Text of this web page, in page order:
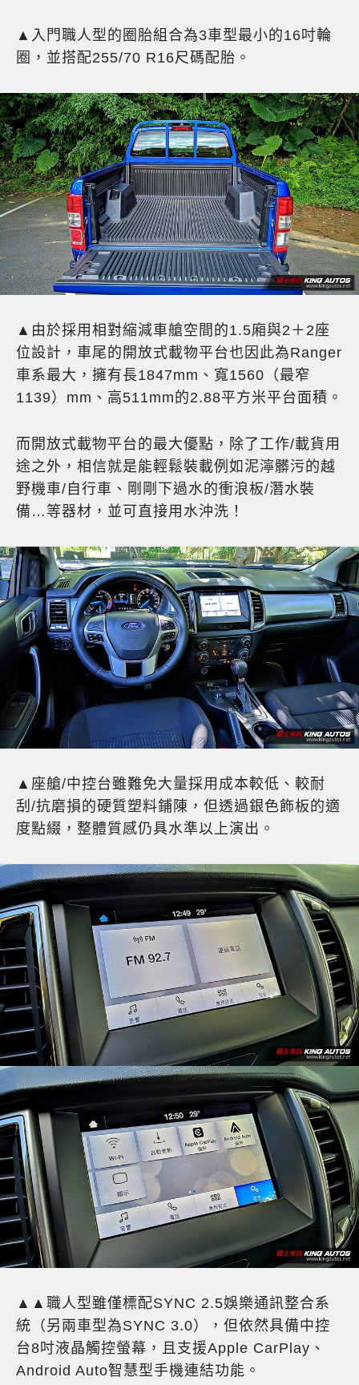
▲入門職人型的圈胎組合為3車型最小的16吋輪
圈，並搭配255/70 R16尺碼配胎。
▲由於採用相對縮減車艙空間的1.5廂與2＋2座
位設計，車尾的開放式載物平台也因此為Ranger
車系最大，擁有長1847mm、寬1560（最窄
1139）mm、高511mm的2.88平方米平台面積。
而開放式載物平台的最大優點，除了工作/載貨用
途之外，相信就是能輕鬆裝載例如泥濘髒污的越
野機車/自行車、剛剛下過水的衝浪板/潛水裝
備…等器材，並可直接用水沖洗！
▲座艙/中控台雖難免大量採用成本較低、較耐
刮/抗磨損的硬質塑料鋪陳，但透過銀色飾板的適
度點綴，整體質感仍具水準以上演出。
▲▲職人型雖僅標配SYNC 2.5娛樂通訊整合系
統（另兩車型為SYNC 3.0），但依然具備中控
台8吋液晶觸控螢幕，且支援Apple CarPlay、
Android Auto智慧型手機連結功能。